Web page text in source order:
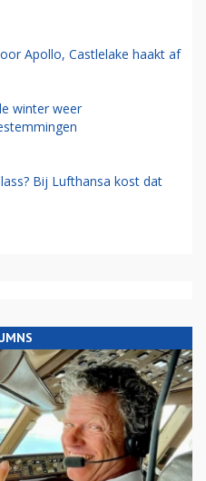
Apollo, Castlelake haakt af
winter weer
Bij Lufthansa kost dat